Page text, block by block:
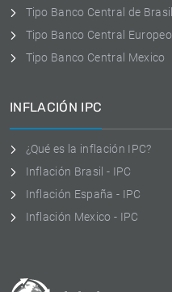
Tipo Banco Central de Brasil
Tipo Banco Central Europeo
Tipo Banco Central Mexico
INFLACIÓN IPC
¿Qué es la inflación IPC?
Inflación Brasil - IPC
Inflación España - IPC
Inflación Mexico - IPC